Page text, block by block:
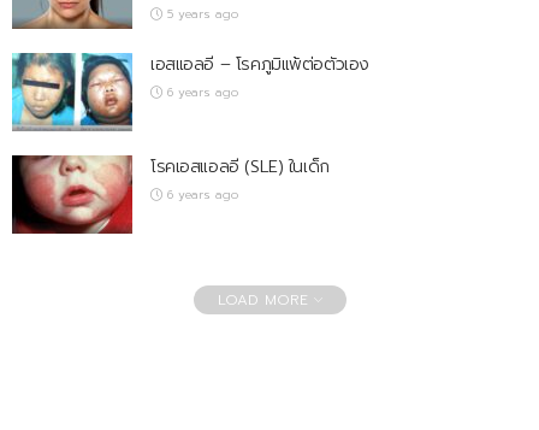
5 years ago
เอสแอลอี – โรคภูมิแพ้ต่อตัวเอง
6 years ago
โรคเอสแอลอี (SLE) ในเด็ก
6 years ago
LOAD MORE